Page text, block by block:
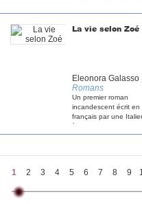
La vie selon Zoé
Eleonora Galasso
Romans
Un premier roman
incandescent écrit en
français par une
à la [...]
1 2 3 4 5 6 7 8 9